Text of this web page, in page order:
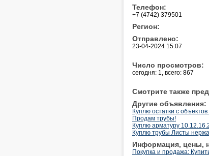
Телефон:
+7 (4742) 379501
Регион:
Отправлено:
23-04-2024 15:07
Число просмотров:
сегодня: 1, всего: 867
Смотрите также
Другие объявления:
Куплю остатки с
Продам трубы!
Куплю арматуру
Куплю трубы Листы
Информация, цены,
Покупка и продажа: